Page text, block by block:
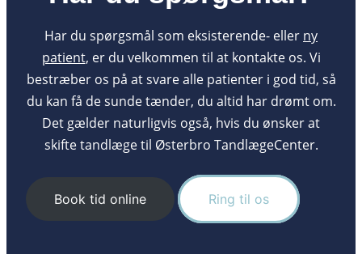
Har du spørgsmål som eksisterende- eller ny
patient, er du velkommen til at kontakte os. Vi
bestræber os på at svare alle patienter i god tid, så
du kan få de sunde tænder, du altid har drømt om.
Det gælder naturligvis også, hvis du ønsker at
skifte tandlæge til Østerbro TandlægeCenter.
Book tid online Ring til os